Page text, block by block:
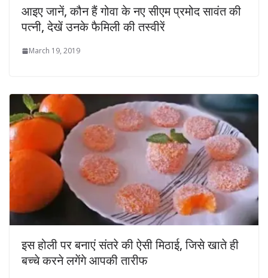
आइए जानें, कौन हैं गोवा के नए सीएम प्रमोद सावंत की
पत्नी, देखें उनके फैमिली की तस्वीरें
March 19, 2019
इस होली पर बनाएं संतरे की ऐसी मिठाई, जिसे खाते ही
बच्चे करने लगेंगे आपकी तारीफ